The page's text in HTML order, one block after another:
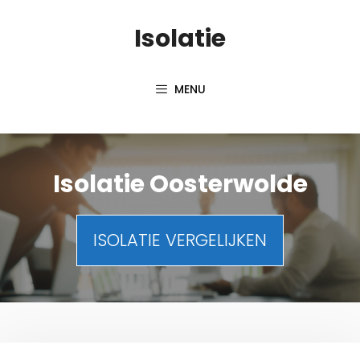
Isolatie
MENU
Isolatie Oosterwolde
ISOLATIE VERGELIJKEN